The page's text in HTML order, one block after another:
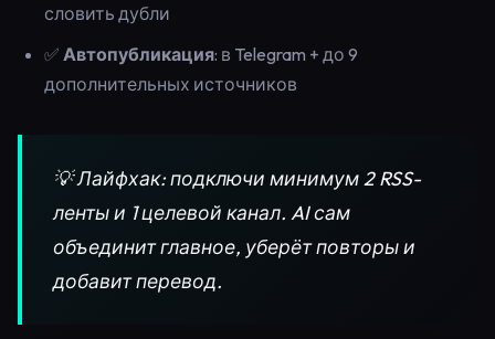
словить дубли
✅ Автопубликация: в Telegram + до 9
дополнительных источников
💡 Лайфхак: подключи минимум 2 RSS-
ленты и 1 целевой канал. AI сам
объединит главное, уберёт повторы и
добавит перевод.